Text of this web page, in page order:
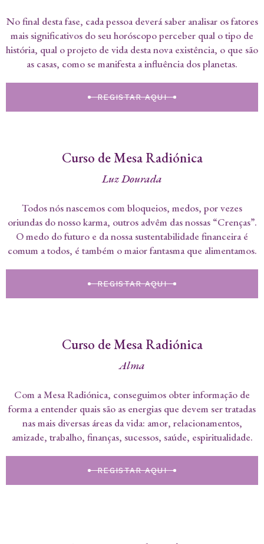
No final desta fase, cada pessoa deverá saber analisar os fatores
mais significativos do seu horóscopo perceber qual o tipo de
história, qual o projeto de vida desta nova existência, o que são
as casas, como se manifesta a influência dos planetas.
REGISTAR AQUI
Curso de Mesa Radiónica
Luz Dourada
Todos nós nascemos com bloqueios, medos, por vezes
oriundas do nosso karma, outros advêm das nossas “Crenças”.
O medo do futuro e da nossa sustentabilidade financeira é
comum a todos, é também o maior fantasma que alimentamos.
REGISTAR AQUI
Curso de Mesa Radiónica
Alma
Com a Mesa Radiónica, conseguimos obter informação de
forma a entender quais são as energias que devem ser tratadas
nas mais diversas áreas da vida: amor, relacionamentos,
amizade, trabalho, finanças, sucessos, saúde, espiritualidade.
REGISTAR AQUI